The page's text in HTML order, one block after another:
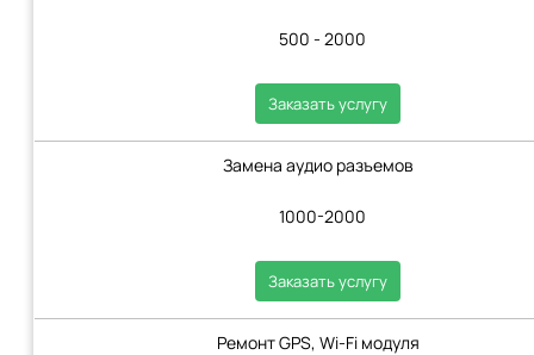
500 - 2000
Заказать услугу
Замена аудио разъемов
1000-2000
Заказать услугу
Ремонт GPS, Wi-Fi модуля